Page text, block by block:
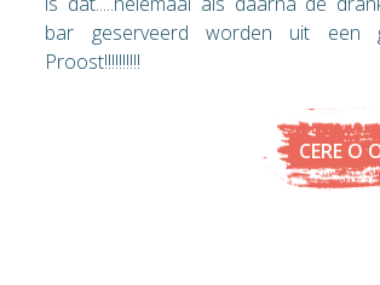
bar geserveerd worden uit een
Proost!!!!!!!!!!
CERE O